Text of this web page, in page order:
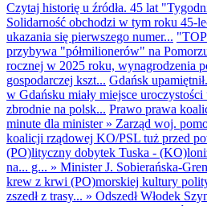
Czytaj historię u źródła. 45 lat
Solidarność obchodzi w tym roku 45-
ukazania się pierwszego numer...
przybywa "półmilionerów" na
rocznej w 2025 roku, wynagrodzenia
gospodarczej kszt... Gdańsk
w Gdańsku miały miejsce
zbrodnie na polsk... Prawo prawa
minute dla minister» Zarząd woj.
koalicji rządowej KO/PSL tuż przed
(PO)lityczny dobytek Tuska -
na... g... » Minister J. Sobierańska-
krew z krwi (PO)morskiej kultury
zszedł z trasy... » Odszedł Włodek